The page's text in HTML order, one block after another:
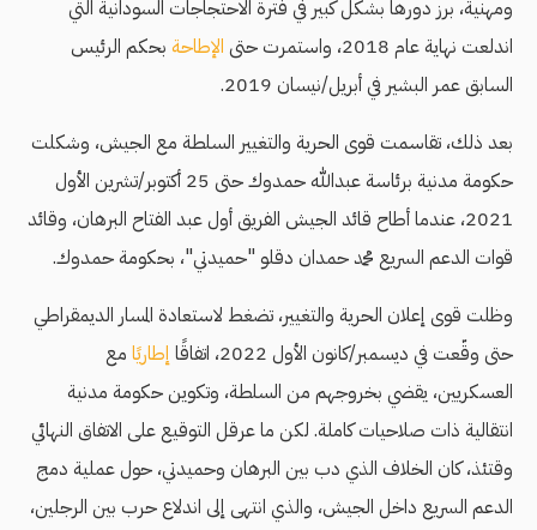
ومهنية، برز دورها بشكل كبير في فترة الاحتجاجات السودانية التي
اندلعت نهاية عام 2018، واستمرت حتى
الإطاحة بحكم الرئيس
السابق عمر البشير في أبريل/نيسان 2019.
بعد ذلك، تقاسمت قوى الحرية والتغيير السلطة مع الجيش، وشكلت
حكومة مدنية برئاسة عبدالله حمدوك حتى 25 أكتوبر/تشرين الأول
2021، عندما أطاح قائد الجيش الفريق أول عبد الفتاح البرهان، وقائد
قوات الدعم السريع محمد حمدان دقلو "حميدتي"، بحكومة حمدوك.
وظلت قوى إعلان الحرية والتغيير، تضغط لاستعادة المسار الديمقراطي
حتى وقّعت في ديسمبر/كانون الأول 2022، اتفاقًا
إطاريًا مع
العسكريين، يقضي بخروجهم من السلطة، وتكوين حكومة مدنية
انتقالية ذات صلاحيات كاملة. لكن ما عرقل التوقيع على الاتفاق النهائي
وقتئذ، كان الخلاف الذي دب بين البرهان وحميدتي، حول عملية دمج
الدعم السريع داخل الجيش، والذي انتهى إلى اندلاع حرب بين الرجلين،